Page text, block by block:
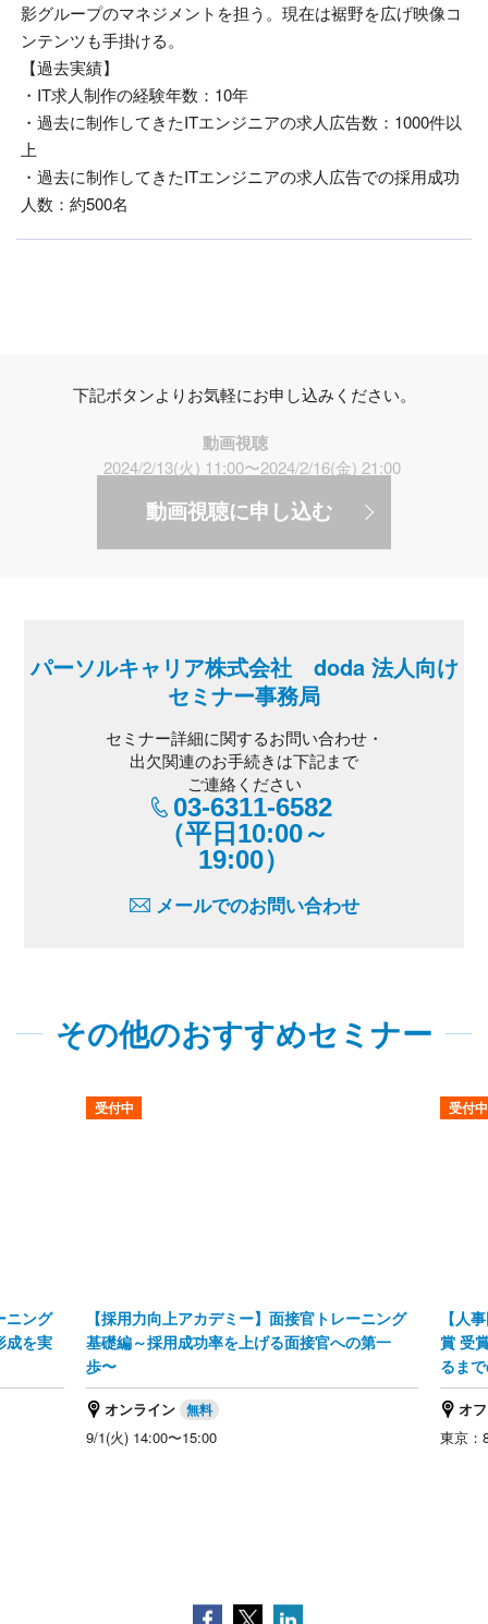
影グループのマネジメントを担う。現在は裾野を広げ映像コ
ンテンツも手掛ける。
【過去実績】
・IT求人制作の経験年数：10年
・過去に制作してきたITエンジニアの求人広告数：1000件以
上
・過去に制作してきたITエンジニアの求人広告での採用成功
人数：約500名
下記ボタンよりお気軽にお申し込みください。
動画視聴
2024/2/13(火) 11:00〜2024/2/16(金) 21:00
動画視聴に申し込む
パーソルキャリア株式会社 doda 法人向け
セミナー事務局
セミナー詳細に関するお問い合わせ・
出欠関連のお手続きは下記まで
ご連絡ください
03-6311-6582
（平日10:00～
19:00）
メールでのお問い合わせ
その他のおすすめセミナー
ニング
成を実
受付中
【採用力向上アカデミー】面接官トレーニング
基礎編～採用成功率を上げる面接官への第一
歩〜
オンライン
9/1(火) 14:00〜15:00
受付中
【人
賞 受
るま
オ
東京：